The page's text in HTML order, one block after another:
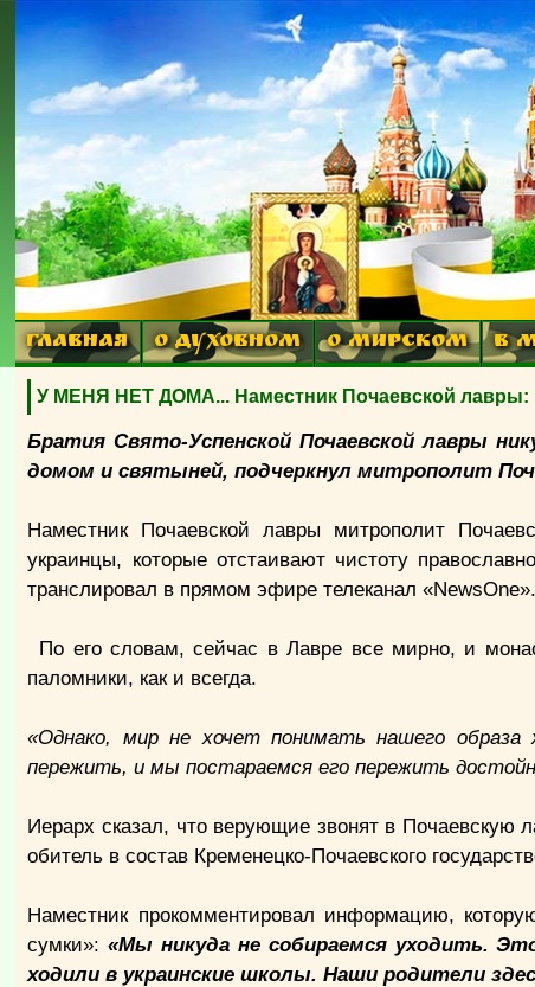
ГЛАВНАЯ О ДУХОВНОМ О МИРСКОМ В
У МЕНЯ НЕТ ДОМА... Наместник Почаевской лавры:
Братия Свято-Успенской Почаевской лавры
домом и святыней, подчеркнул митрополит
Наместник Почаевской лавры митрополит
украинцы, которые отстаивают чистоту
транслировал в прямом эфире телеканал «NewsOne».
По его словам, сейчас в Лавре все мирно, и
паломники, как и всегда.
«Однако, мир не хочет понимать нашего
пережить, и мы постараемся его пережить
Иерарх сказал, что верующие звонят в Почаевскую
обитель в состав Кременецко-Почаевского
Наместник прокомментировал информацию,
сумки»:«Мы никуда не собираемся уходить.
ходили в украинские школы. Наши родители